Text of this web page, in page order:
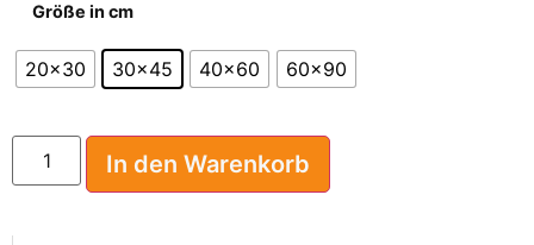
Größe in cm
20x30 30x45 40x60 60x90
In den Warenkorb